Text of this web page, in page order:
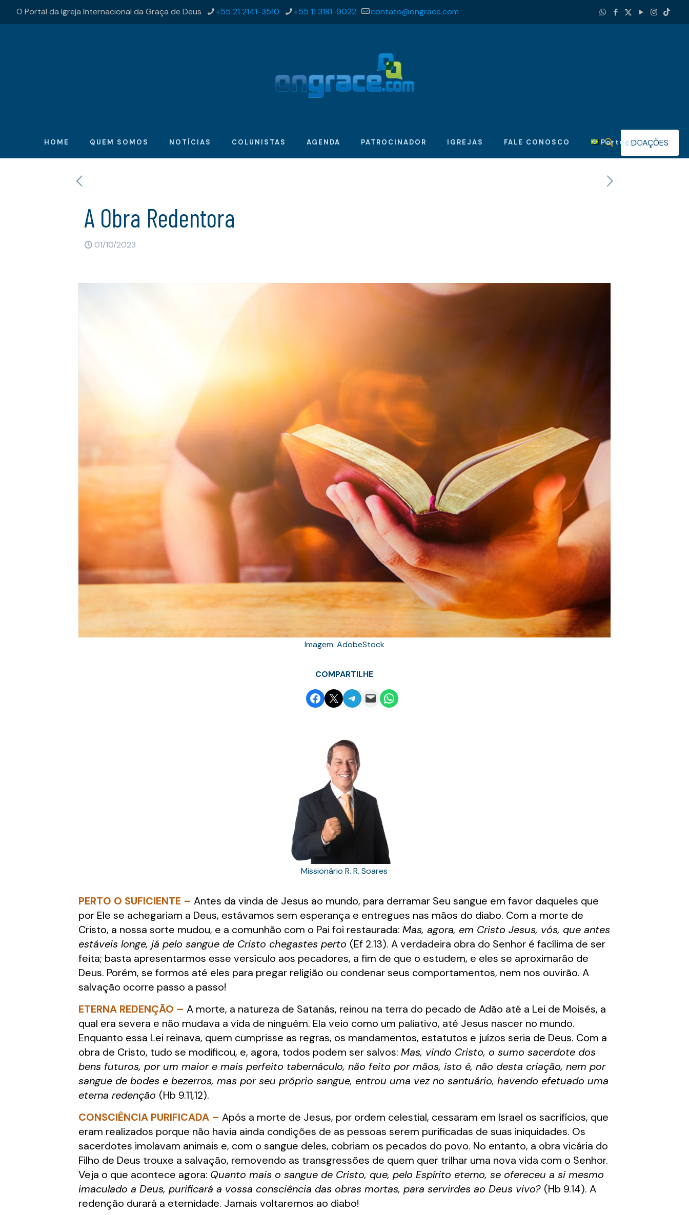
O Portal da Igreja Internacional da Graça de Deus +55 21 2141-3510 +55 11 3181-9022 contato@ongrace.com
HOME QUEM SOMOS NOTÍCIAS COLUNISTAS AGENDA PATROCINADOR IGREJAS FALE CONOSCO PortuguêsDOAÇÕES
A Obra Redentora
01/10/2023
Imagem: AdobeStock
COMPARTILHE
Share on Facebook
Email this PageShare on Telegram
Email this PageShare on WhatsApp
Missionário R. R. Soares
PERTO O SUFICIENTE – Antes da vinda de Jesus ao mundo, para derramar Seu sangue em favor daqueles que
por Ele se achegariam a Deus, estávamos sem esperança e entregues nas mãos do diabo. Com a morte de
Cristo, a nossa sorte mudou, e a comunhão com o Pai foi restaurada: Mas, agora, em Cristo Jesus, vós, que antes
estáveis longe, já pelo sangue de Cristo chegastes perto (Ef 2.13). A verdadeira obra do Senhor é facílima de ser
feita; basta apresentarmos esse versículo aos pecadores, a fim de que o estudem, e eles se aproximarão de
Deus. Porém, se formos até eles para pregar religião ou condenar seus comportamentos, nem nos ouvirão. A
salvação ocorre passo a passo!
ETERNA REDENÇÃO – A morte, a natureza de Satanás, reinou na terra do pecado de Adão até a Lei de Moisés, a
qual era severa e não mudava a vida de ninguém. Ela veio como um paliativo, até Jesus nascer no mundo.
Enquanto essa Lei reinava, quem cumprisse as regras, os mandamentos, estatutos e juízos seria de Deus. Com a
obra de Cristo, tudo se modificou, e, agora, todos podem ser salvos: Mas, vindo Cristo, o sumo sacerdote dos
bens futuros, por um maior e mais perfeito tabernáculo, não feito por mãos, isto é, não desta criação, nem por
sangue de bodes e bezerros, mas por seu próprio sangue, entrou uma vez no santuário, havendo efetuado uma
eterna redenção (Hb 9.11,12).
CONSCIÊNCIA PURIFICADA – Após a morte de Jesus, por ordem celestial, cessaram em Israel os sacrifícios, que
eram realizados porque não havia ainda condições de as pessoas serem purificadas de suas iniquidades. Os
sacerdotes imolavam animais e, com o sangue deles, cobriam os pecados do povo. No entanto, a obra vicária do
Filho de Deus trouxe a salvação, removendo as transgressões de quem quer trilhar uma nova vida com o Senhor.
Veja o que acontece agora: Quanto mais o sangue de Cristo, que, pelo Espírito eterno, se ofereceu a si mesmo
imaculado a Deus, purificará a vossa consciência das obras mortas, para servirdes ao Deus vivo? (Hb 9.14). A
redenção durará a eternidade. Jamais voltaremos ao diabo!